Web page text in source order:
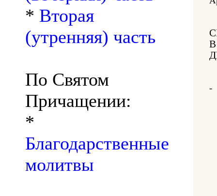
* Вторая
(утренняя) часть
По Святом
Причащении:
*
Благодарственные
молитвы
-